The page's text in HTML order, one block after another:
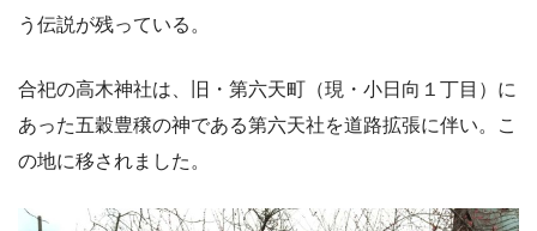
う伝説が残っている。
合祀の高木神社は、旧・第六天町（現・小日向１丁目）に
あった五穀豊穣の神である第六天社を道路拡張に伴い。こ
の地に移されました。